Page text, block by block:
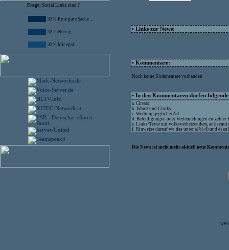
Frage: Social Links sind ?
33% Eine gute Sache ...
33% Nervig ...
33% Mir egal ...
• Links zur News:
• Kommentare:
Noch keine Kommentare vorhanden
• In den Kommentaren dürfen
a. Cheats
b. Warez und Cracks
c. Werbung jeglicher Art
d. Beleidigungen oder Verleumdungen einzelner
e. Links/Texte mit volksverhetzendem,
f. Hinweise darauf wo das unter a) b) d) und e)
Die News ist nicht mehr aktuell neue